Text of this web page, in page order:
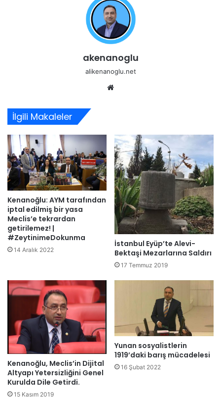
akenanoglu
alikenanoglu.net
İlgili Makaleler
Kenanoğlu: AYM tarafından
iptal edilmiş bir yasa
Meclis’e tekrardan
getirilemez! |
#ZeytinimeDokunma
14 Aralık 2022
İstanbul Eyüp’te Alevi-
Bektaşi Mezarlarına Saldırı
17 Temmuz 2019
Kenanoğlu, Meclis’in Dijital
Altyapı Yetersizliğini Genel
Kurulda Dile Getirdi.
15 Kasım 2019
Yunan sosyalistlerin
1919’daki barış mücadelesi
16 Şubat 2022